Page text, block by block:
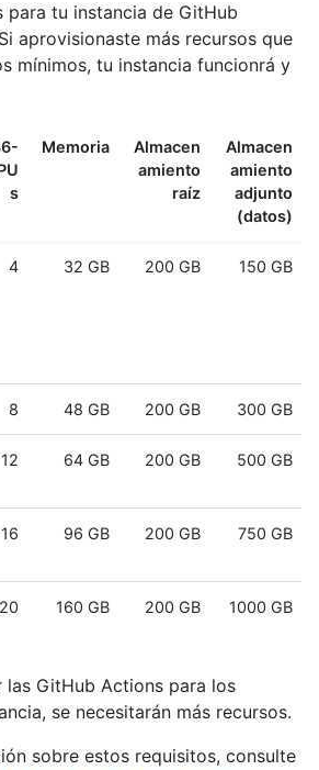
para tu instancia de GitHub
aprovisionaste más recursos que
mínimos, tu instancia funcionrá y
s
Memoria
Almacen
amiento
raíz
Almacen
amiento
adjunto
(datos)
4 32 GB 200 GB 150 GB
8 48 GB 200 GB 300 GB
12 64 GB 200 GB 500 GB
16 96 GB 200 GB 750 GB
20 160 GB 200 GB 1000 GB
las GitHub Actions para los
se necesitarán más recursos.
sobre estos requisitos, consulte